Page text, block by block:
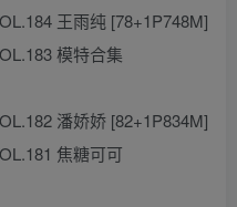
王雨纯 [78+1P748M]
模特合集
潘娇娇 [82+1P834M]
焦糖可可